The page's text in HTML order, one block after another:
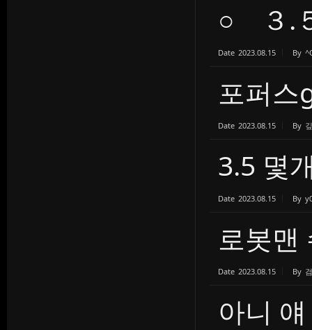
○ ３.
Date 2023.08.15 By
포퍼스
Date 2023.08.15 By
3.5 몇
Date 2023.08.15 By
로봇맨
Date 2023.08.15 By
아니